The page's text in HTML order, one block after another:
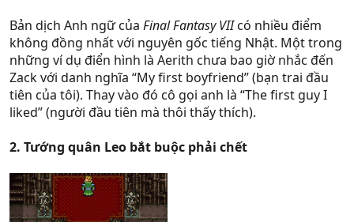
Bản dịch Anh ngữ của Final Fantasy VIIcó nhiều điểm
không đồng nhất với nguyên gốc tiếng Nhật. Một trong
những ví dụ điển hình là Aerith chưa bao giờ nhắc đến
Zack với danh nghĩa “My first boyfriend” (bạn trai đầu
tiên của tôi). Thay vào đó cô gọi anh là “The first guy I
liked” (người đầu tiên mà thôi thấy thích).
2. Tướng quân Leo bắt buộc phải chết